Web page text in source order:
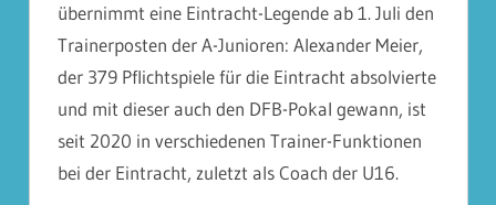
übernimmt eine Eintracht-Legende ab 1. Juli den
Trainerposten der A-Junioren: Alexander Meier,
der 379 Pflichtspiele für die Eintracht absolvierte
und mit dieser auch den DFB-Pokal gewann, ist
seit 2020 in verschiedenen Trainer-Funktionen
bei der Eintracht, zuletzt als Coach der U16.